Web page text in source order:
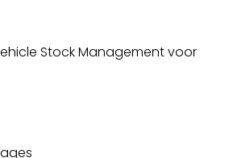
Stock Management voor